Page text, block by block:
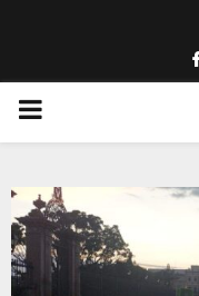
PRIMARY